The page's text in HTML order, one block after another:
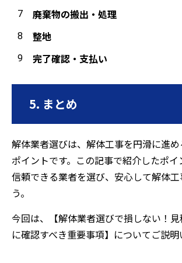
廃棄物の搬出・処理
整地
完了確認・支払い
5. まとめ
解体業者選びは、解体工事を円滑に進
ポイントです。この記事で紹介したポイ
信頼できる業者を選び、安心して解体
う。
今回は、【解体業者選びで損しない！
に確認すべき重要事項】についてご説明